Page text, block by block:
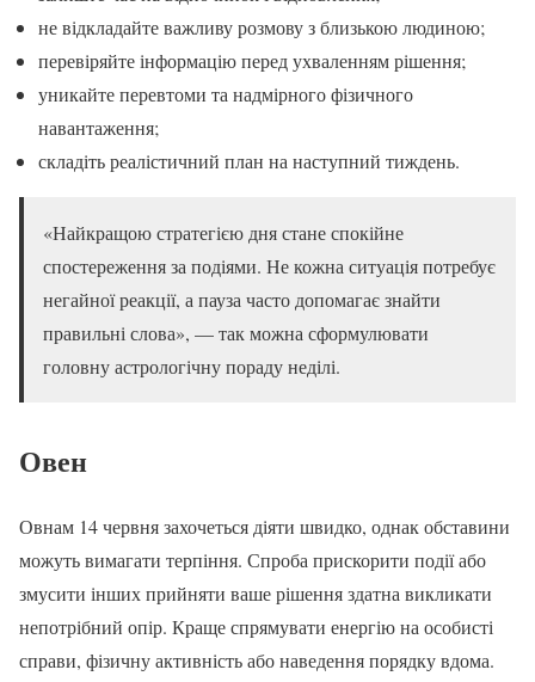
не відкладайте важливу розмову з близькою людиною;
перевіряйте інформацію перед ухваленням рішення;
уникайте перевтоми та надмірного фізичного
навантаження;
складіть реалістичний план на наступний тиждень.
«Найкращою стратегією дня стане спокійне
спостереження за подіями. Не кожна ситуація потребує
негайної реакції, а пауза часто допомагає знайти
правильні слова», — так можна сформулювати
головну астрологічну пораду неділі.
Овен
Овнам 14 червня захочеться діяти швидко, однак обставини
можуть вимагати терпіння. Спроба прискорити події або
змусити інших прийняти ваше рішення здатна викликати
непотрібний опір. Краще спрямувати енергію на особисті
справи, фізичну активність або наведення порядку вдома.